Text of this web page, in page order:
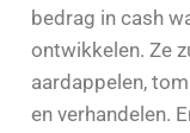
bedrag in cash
ontwikkelen. Ze
aardappelen,
en verhandelen.